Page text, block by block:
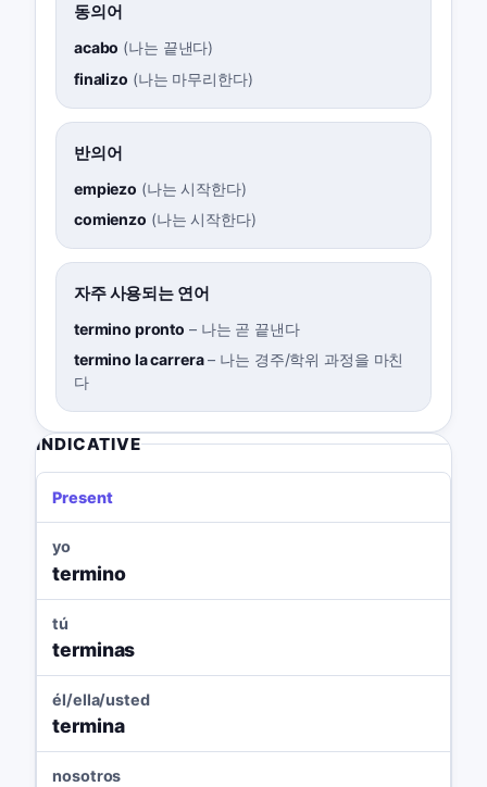
동의어
acabo (나는 끝낸다)
finalizo (나는 마무리한다)
반의어
empiezo (나는 시작한다)
comienzo (나는 시작한다)
자주 사용되는 연어
termino pronto – 나는 곧 끝낸다
termino la carrera– 나는 경주/학위 과정을 마친
다
INDICATIVE
Present
yo
termino
tú
terminas
él/ella/usted
termina
nosotros